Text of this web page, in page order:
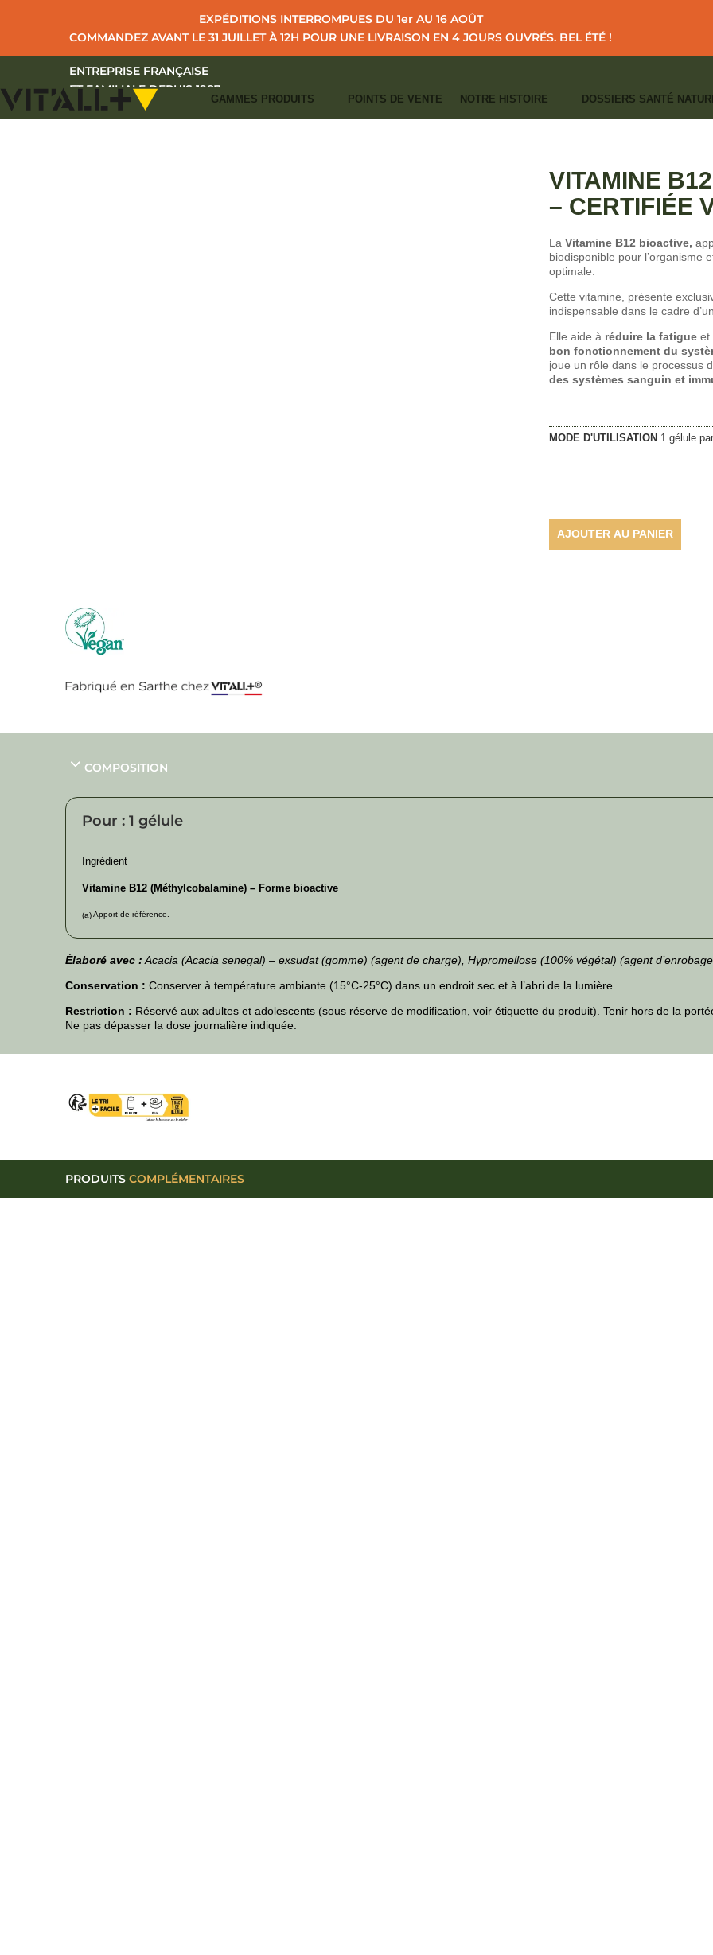
EXPÉDITIONS INTERROMPUES DU 1er AU 16 AOÛT
COMMANDEZ AVANT LE 31 JUILLET À 12H POUR UNE LIVRAISON EN 4 JOURS OUVRÉS. BEL ÉTÉ !
ENTREPRISE FRANÇAISE
ET FAMILIALE DEPUIS 1987
+33 (0)2 43 39 97 27
GAMMES PRODUITS POINTS DE VENTE NOTRE HISTOIRE
DOSSIERS SANTÉ
VITAMINE
– CERTIFIÉE
La Vitamine B12 bioactive,
biodisponible pour l’organisme
optimale.
Cette vitamine, présente
indispensable dans le cadre
Elle aide à réduire la fatigue et
bon fonctionnement du
joue un rôle dans le processus
des systèmes sanguin et
MODE D'UTILISATION1 gélule
AJOUTER AU PANIER
COMPOSITION
Pour : 1 gélule
Ingrédient
Vitamine B12 (Méthylcobalamine) – Forme bioactive
(a)Apport de référence.
Élaboré avec :Acacia (Acacia senegal) – exsudat (gomme) (agent de charge), Hypromellose (100% végétal) (agent
Conservation : Conserver à température ambiante (15°C-25°C) dans un endroit sec et à l’abri de la lumière.
Restriction : Réservé aux adultes et adolescents (sous réserve de modification, voir étiquette du produit). Tenir hors de la
Ne pas dépasser la dose journalière indiquée.
PRODUITS COMPLÉMENTAIRES